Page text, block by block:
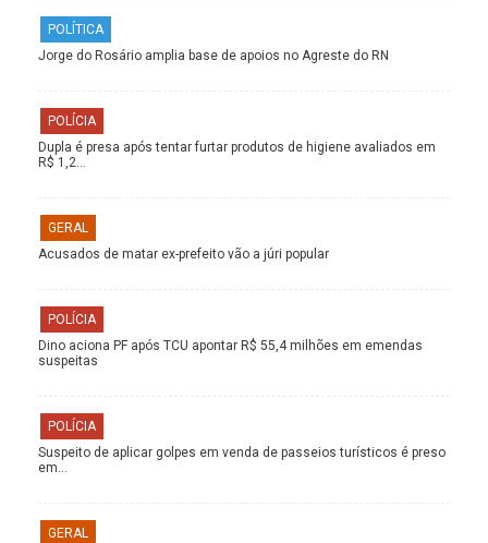
POLÍTICA
Jorge do Rosário amplia base de apoios no Agreste do RN
POLÍCIA
Dupla é presa após tentar furtar produtos de higiene avaliados em
R$ 1,2…
GERAL
Acusados de matar ex-prefeito vão a júri popular
POLÍCIA
Dino aciona PF após TCU apontar R$ 55,4 milhões em emendas
suspeitas
POLÍCIA
Suspeito de aplicar golpes em venda de passeios turísticos é preso
em…
GERAL